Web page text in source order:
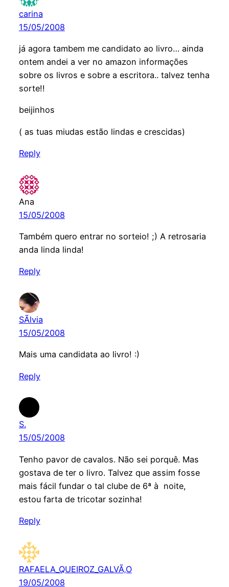
carina
15/05/2008
já agora tambem me candidato ao livro… ainda
ontem andei a ver no amazon informações
sobre os livros e sobre a escritora.. talvez tenha
sorte!!
beijinhos
( as tuas miudas estão lindas e crescidas)
Reply
Ana
15/05/2008
Também quero entrar no sorteio! ;) A retrosaria
anda linda linda!
Reply
SÃ­lvia
15/05/2008
Mais uma candidata ao livro! :)
Reply
S.
15/05/2008
Tenho pavor de cavalos. Não sei porquê. Mas
gostava de ter o livro. Talvez que assim fosse
mais fácil fundar o tal clube de 6ª à noite,
estou farta de tricotar sozinha!
Reply
RAFAELA_QUEIROZ_GALVÃ‚O
19/05/2008